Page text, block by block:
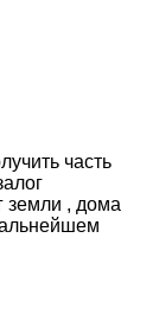
часть
земли , дома